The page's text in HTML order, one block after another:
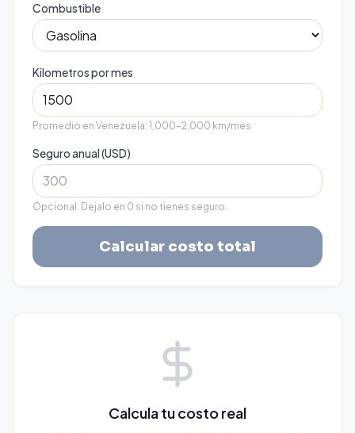
Combustible
Kilometros por mes
Promedio en Venezuela: 1,000-2,000 km/mes
Seguro anual (USD)
Opcional. Dejalo en 0 si no tienes seguro.
Calcular costo total
Calcula tu costo real